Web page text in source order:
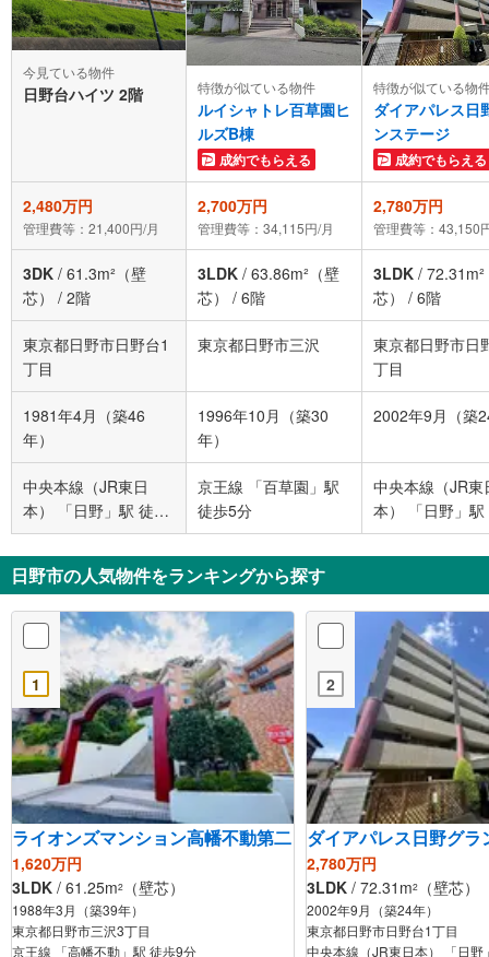
今見ている物件
日野台ハイツ 2階 特徴が似ている物件
ルイシャトレ百草園ヒ
ルズB棟
成約でもらえる
特徴が似ている物
ダイアパレス日
ンステージ
成約でもらえる
2,480万円
管理費等：21,400円/月
2,700万円
管理費等：34,115円/月
2,780万円
管理費等：43,150
3DK / 61.3m²（壁
芯）
/ 2階
3LDK / 63.86m²（壁
芯）
/ 6階
3LDK /
芯）
/ 6階
東京都日野市日野台1
丁目
東京都日野市三沢
東京都日野市日
丁目
1981年4月（築46
年）
1996年10月（築30
年）
2002年9月（築
中央本線（JR東日
本） 「日野」駅 徒歩
9分
京王線 「百草園」駅
徒歩5分
中央本線（JR東
本） 「日野」駅
12分
日野市の人気物件をランキングから探す
1
ライオンズマンション高幡不動第二
1,620万円
3LDK / 61.25m2 （壁芯）
1988年3月（築39年）
東京都日野市三沢3丁目
京王線 「高幡不動」駅 徒歩9分
2
ダイアパレス日野グラ
2,780万円
3LDK / 72.31m2 （壁芯）
2002年9月（築24年）
東京都日野市日野台1丁目
中央本線（JR東日本） 「日野